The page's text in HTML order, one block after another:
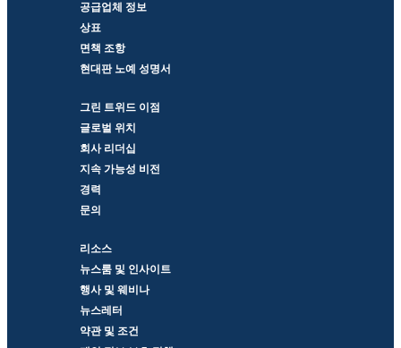
공급업체 정보
상표
면책 조항
현대판 노예 성명서
그린 트위드 이점
글로벌 위치
회사 리더십
지속 가능성 비전
경력
문의
리소스
뉴스룸 및 인사이트
행사 및 웨비나
뉴스레터
약관 및 조건